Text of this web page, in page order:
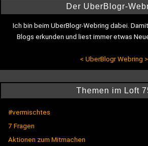
Der UberBlogr-
Ich bin beim UberBlogr-Webring dabei.
Blogs erkunden und liest immer etwas
< UberBlogr Webring >
Themen im Loft
#vermischtes
7 Fragen
Aktionen zum Mitmachen